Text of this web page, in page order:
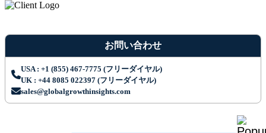
お問い合わせ
USA : +1 (855) 467-7775 (フリーダイヤル)
UK : +44 8085 022397 (フリーダイヤル)
sales@globalgrowthinsights.com